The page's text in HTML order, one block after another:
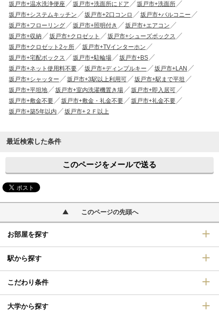
坂戸市+温水洗浄便座
坂戸市+洗面所にドア
坂戸市+洗面所
坂戸市+システムキッチン
坂戸市+2口コンロ
坂戸市+バルコニー
坂戸市+フローリング
坂戸市+照明付き
坂戸市+エアコン
坂戸市+収納
坂戸市+クロゼット
坂戸市+シューズボックス
坂戸市+クロゼット2ヶ所
坂戸市+TVインターホン
坂戸市+宅配ボックス
坂戸市+駐輪場
坂戸市+BS
坂戸市+ネット使用料不要
坂戸市+ディンプルキー
坂戸市+LAN
坂戸市+シャッター
坂戸市+3駅以上利用可
坂戸市+駅まで平坦
坂戸市+平坦地
坂戸市+室内洗濯機置き場
坂戸市+即入居可
坂戸市+敷金不要
坂戸市+敷金・礼金不要
坂戸市+礼金不要
坂戸市+築5年以内
坂戸市+２Ｆ以上
最近検索した条件
このページをメールで送る
このページの先頭へ
お部屋を探す
駅から探す
こだわり条件
大学から探す